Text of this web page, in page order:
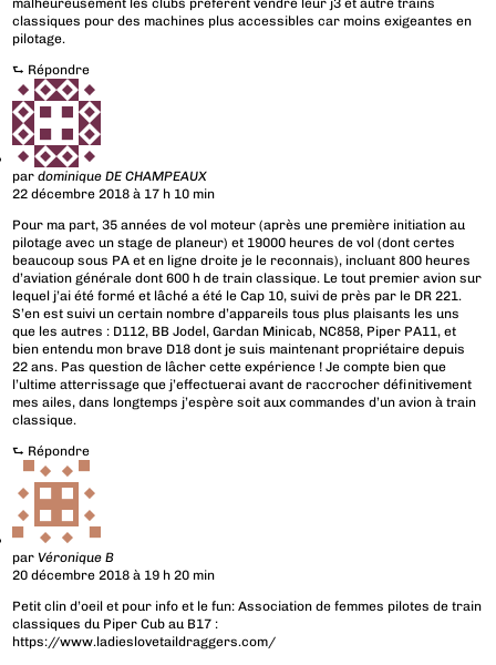
malheureusement les clubs préfèrent vendre leur j3 et autre trains
classiques pour des machines plus accessibles car moins exigeantes en
pilotage.
⮑ Répondre
pardominique DE CHAMPEAUX
22 décembre 2018 à 17 h 10 min
Pour ma part, 35 années de vol moteur (après une première initiation au
pilotage avec un stage de planeur) et 19000 heures de vol (dont certes
beaucoup sous PA et en ligne droite je le reconnais), incluant 800 heures
d’aviation générale dont 600 h de train classique. Le tout premier avion sur
lequel j’ai été formé et lâché a été le Cap 10, suivi de près par le DR 221.
S’en est suivi un certain nombre d’appareils tous plus plaisants les uns
que les autres : D112, BB Jodel, Gardan Minicab, NC858, Piper PA11, et
bien entendu mon brave D18 dont je suis maintenant propriétaire depuis
22 ans. Pas question de lâcher cette expérience ! Je compte bien que
l’ultime atterrissage que j’effectuerai avant de raccrocher définitivement
mes ailes, dans longtemps j’espère soit aux commandes d’un avion à train
classique.
⮑ Répondre
parVéronique B
20 décembre 2018 à 19 h 20 min
Petit clin d’oeil et pour info et le fun: Association de femmes pilotes de train
classiques du Piper Cub au B17 :
https://www.ladieslovetaildraggers.com/